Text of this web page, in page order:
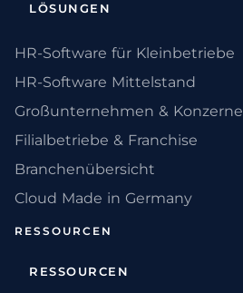
LÖSUNGEN
HR-Software für Kleinbetriebe
HR-Software Mittelstand
Großunternehmen & Konzerne
Filialbetriebe & Franchise
Branchenübersicht
Cloud Made in Germany
RESSOURCEN
RESSOURCEN